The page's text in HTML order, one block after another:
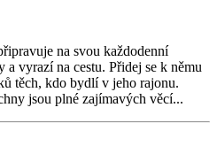
na svou každodenní
vyrazí na cestu. Přidej se k němu
těch, kdo bydlí v jeho rajonu.
jsou plné zajímavých věcí...